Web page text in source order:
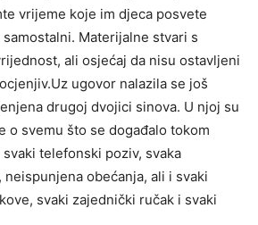
vrijeme koje im djeca posvete
Materijalne stvari s
ali osjećaj da nisu ostavljeni
ugovor nalazila se još
drugoj dvojici sinova. U njoj su
o svemu što se događalo tokom
telefonski poziv, svaka
obećanja, ali i svaki
svaki zajednički ručak i svaki